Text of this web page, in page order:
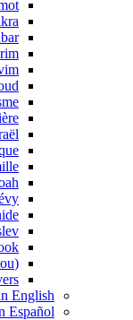
(Rav Askenazi (Manitou
English
Español